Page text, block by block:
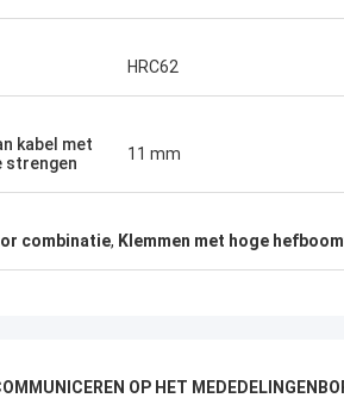
HRC62
kabel met
strengen
11 mm
combinatie, Klemmen met hoge
OP HET